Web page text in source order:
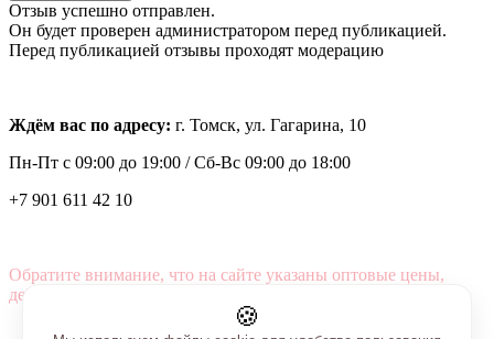
Отзыв успешно отправлен.
Он будет проверен администратором перед публикацией.
Перед публикацией отзывы проходят модерацию
Ждём вас по адресу: г. Томск, ул. Гагарина, 10
Пн-Пт с 09:00 до 19:00 /Сб-Вс 09:00 до 18:00
+7 901 611 42 10
Обратите внимание, что на сайте указаны оптовые цены,
действующие при первом заказе от 3000 рублей.
🍪